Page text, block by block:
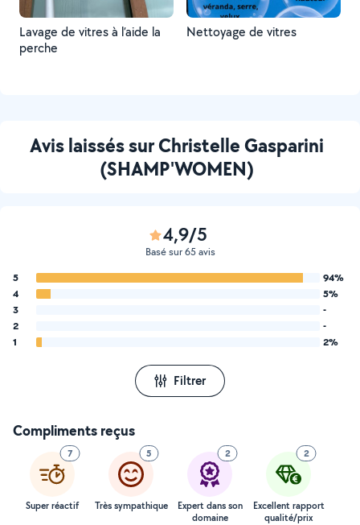
Lavage de vitres à l’aide la
perche
Nettoyage de vitres
Avis laissés sur Christelle Gasparini
(SHAMP'WOMEN)
4,9/5
Basé sur 65 avis
5
94%
4
5%
3
-
2
-
1
2%
Filtrer
Compliments reçus
7
Super réactif
5
Très sympathique
2
Expert dans son
domaine
2
Excellent rapport
qualité/prix